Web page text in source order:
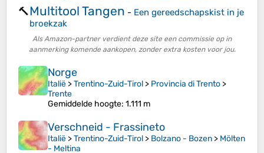
🔨Multitool Tangen - Een gereedschapskist in je
broekzak
Als Amazon-partner verdient deze site een commissie op in
aanmerking komende aankopen, zonder extra kosten voor jou.
Norge
Italië >Trentino-Zuid-Tirol > Provincia di Trento >
Trente
Gemiddelde hoogte: 1.111 m
Verschneid - Frassineto
Italië >Trentino-Zuid-Tirol > Bolzano - Bozen > Mölten
- Meltina